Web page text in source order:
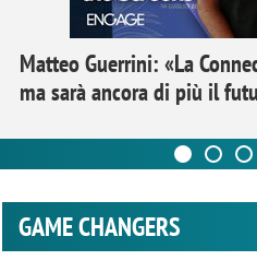
Matteo Guerrini: «La
ma sarà ancora di più il
GAME CHANGERS